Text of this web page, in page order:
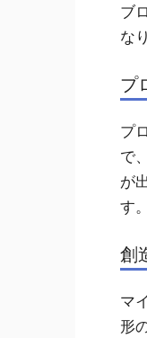
ブ
な
プ
プ
で
が
す。
創
マ
形